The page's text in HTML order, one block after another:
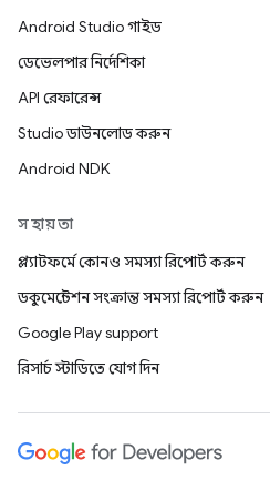
Android Studio গাইড
ডেভেলপার নির্দেশিকা
API রেফারেন্স
Studio ডাউনলোড করুন
Android NDK
সহায়তা
প্ল্যাটফর্মে কোনও সমস্যা রিপোর্ট করুন
ডকুমেন্টেশন সংক্রান্ত সমস্যা রিপোর্ট করুন
Google Play support
রিসার্চ স্টাডিতে যোগ দিন